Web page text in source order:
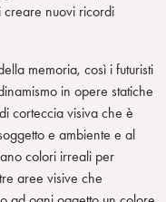
creare nuovi ricordi
memoria, così i futuristi
in opere statiche
corteccia visiva che è
e ambiente e al
colori irreali per
aree visive che